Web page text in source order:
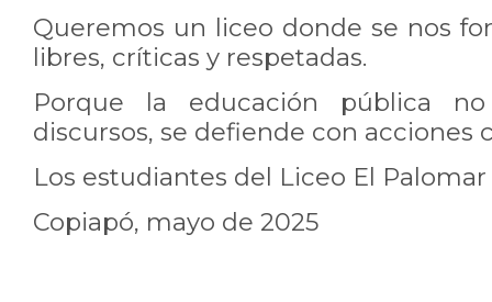
Queremos un liceo donde se nos
libres, críticas y respetadas.
Porque la educación pública
discursos, se defiende con acciones
Los estudiantes del Liceo El Palomar
Copiapó, mayo de 2025